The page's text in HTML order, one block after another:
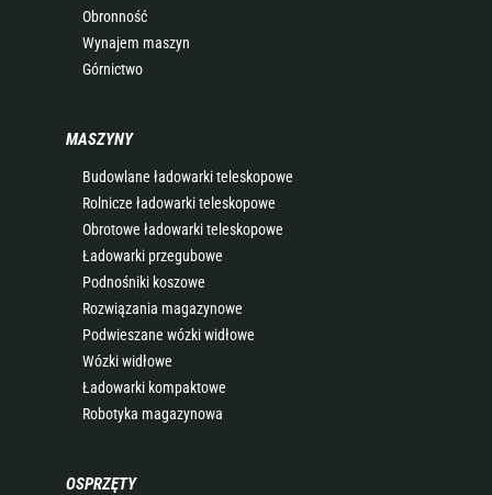
Obronność
Wynajem maszyn
Górnictwo
MASZYNY
Budowlane ładowarki teleskopowe
Rolnicze ładowarki teleskopowe
Obrotowe ładowarki teleskopowe
Ładowarki przegubowe
Podnośniki koszowe
Rozwiązania magazynowe
Podwieszane wózki widłowe
Wózki widłowe
Ładowarki kompaktowe
Robotyka magazynowa
OSPRZĘTY